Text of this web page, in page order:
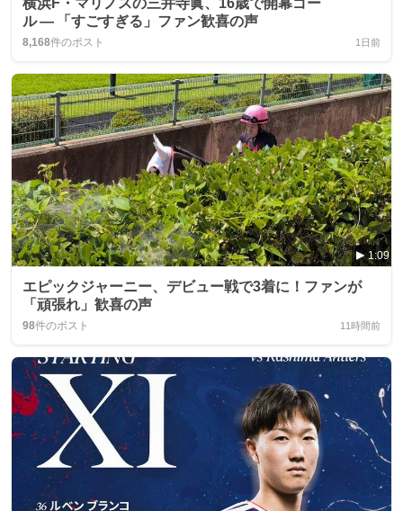
横浜F・マリノスの三井寺眞、16歳で開幕ゴー
ル ― 「すごすぎる」ファン歓喜の声
8,168件のポスト 1日前
1:09
エピックジャーニー、デビュー戦で3着に！ファンが
「頑張れ」歓喜の声
98件のポスト 11時間前